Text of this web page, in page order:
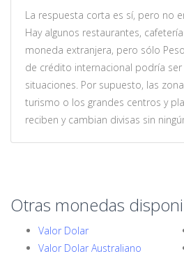
La respuesta corta es sí, pero no
Hay algunos restaurantes,
moneda extranjera, pero sólo
de crédito internacional podría
situaciones. Por supuesto, las
turismo o los grandes centros y
reciben y cambian divisas sin
Otras monedas
Valor Dolar
Valor Dolar Australiano